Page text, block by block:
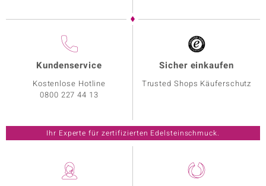
Kundenservice
Kostenlose Hotline
0800 227 44 13
Sicher einkaufen
Trusted Shops Käuferschutz
Ihr Experte für zertifizierten Edelsteinschmuck.